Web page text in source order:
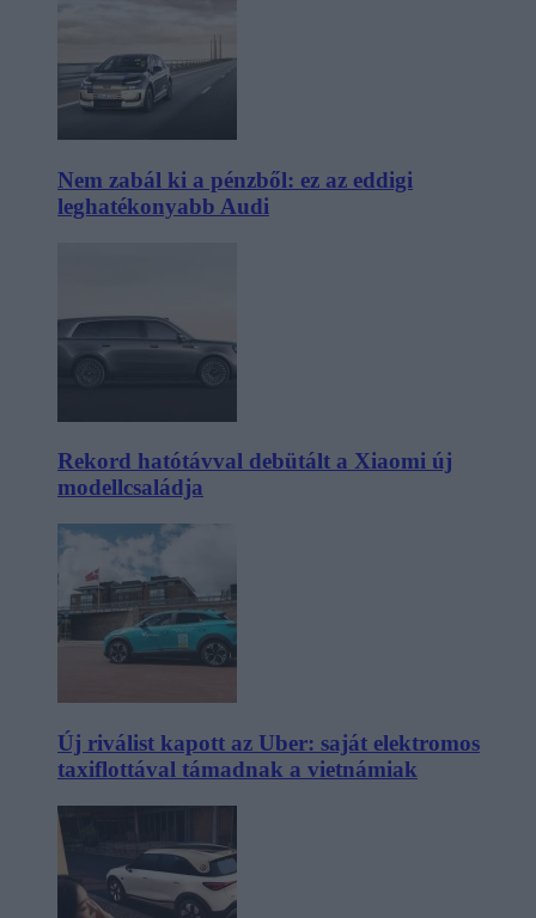
Nem zabál ki a pénzből: ez az eddigi
leghatékonyabb Audi
Rekord hatótávval debütált a Xiaomi új
modellcsaládja
Új riválist kapott az Uber: saját elektromos
taxiflottával támadnak a vietnámiak